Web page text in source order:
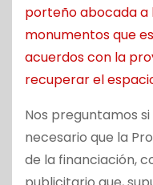
porteño abocada a
monumentos que
acuerdos con la
recuperar el
Nos preguntamos
necesario que la
de la financiación,